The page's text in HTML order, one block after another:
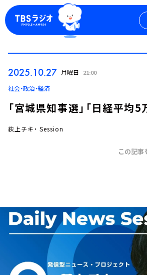
トピックス
TBS Podcast
お知らせ
イベント・グッズ
YouTube
会社情報
2025.10.27 月曜日 21:00
社会・政治・経済
「宮城県知事選」「日経平均5
荻上チキ・ Session
この記事